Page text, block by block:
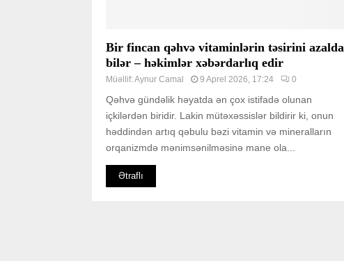
Bir fincan qəhvə vitaminlərin təsirini azalda
bilər – həkimlər xəbərdarlıq edir
Müəllif:Aynur Camal 9 Aprel 2026, 17:24 0
Qəhvə gündəlik həyatda ən çox istifadə olunan
içkilərdən biridir. Lakin mütəxəssislər bildirir ki, onun
həddindən artıq qəbulu bəzi vitamin və mineralların
orqanizmdə mənimsənilməsinə mane ola...
Ətraflı